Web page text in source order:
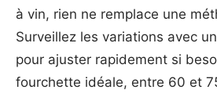
à vin, rien ne remplace une
Surveillez les variations avec
pour ajuster rapidement si
fourchette idéale, entre 60 et